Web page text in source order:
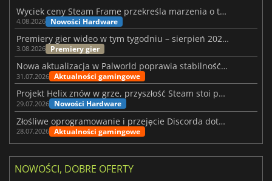
Wyciek ceny Steam Frame przekreśla marzenia o tanim zestawie VR
4.08.2026 Nowości Hardware
Premiery gier wideo w tym tygodniu – sierpień 2026 r. (32. tydzień)
3.08.2026 Premiery gier
Nowa aktualizacja w Palworld poprawia stabilność Sunreach i walk z bossami
31.07.2026 Aktualności gamingowe
Projekt Helix znów w grze, przyszłość Steam stoi pod znakiem zapytania
29.07.2026 Nowości Hardware
Złośliwe oprogramowanie i przejęcie Discorda dotknęły Meccha Chameleon
28.07.2026 Aktualności gamingowe
NOWOŚCI, DOBRE OFERTY